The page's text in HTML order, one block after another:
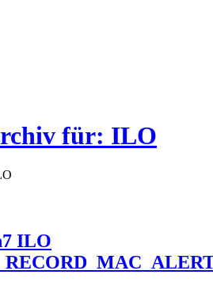
für: ILO
ILO